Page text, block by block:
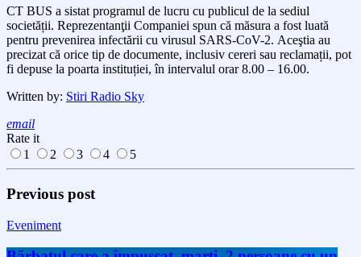
CT BUS a sistat programul de lucru cu publicul de la sediul
societății. Reprezentanţii Companiei spun că măsura a fost luată
pentru prevenirea infectării cu virusul SARS-CoV-2. Aceştia au
precizat că orice tip de documente, inclusiv cereri sau reclamații, pot
fi depuse la poarta instituției, în intervalul orar 8.00 – 16.00.
Written by: Stiri Radio Sky
email
Rate it
1
2 3 4 5
Previous post
Eveniment